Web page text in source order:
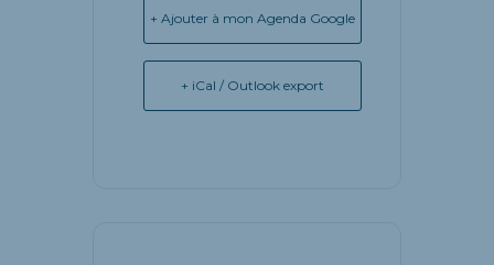
+ Ajouter à mon Agenda Google
+ iCal / Outlook export